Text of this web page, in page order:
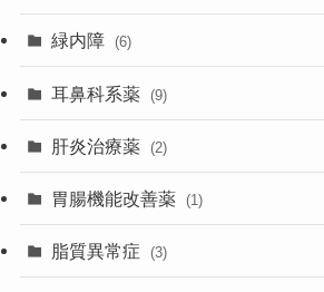
緑内障 (6)
耳鼻科系薬 (9)
肝炎治療薬 (2)
胃腸機能改善薬 (1)
脂質異常症 (3)